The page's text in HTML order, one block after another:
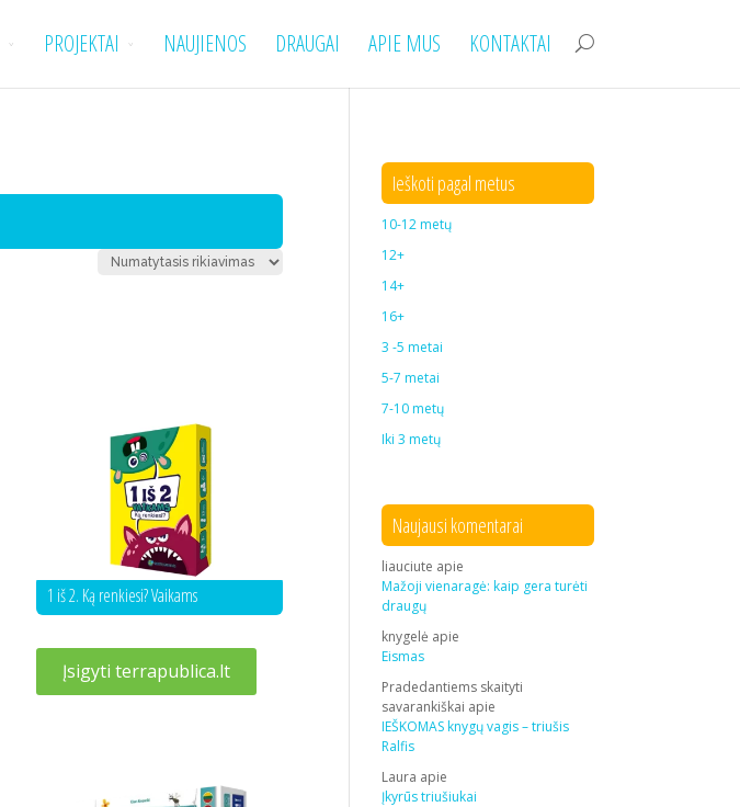
PROJEKTAI NAUJIENOS DRAUGAI APIE MUS KONTAKTAI
1 iš 2. Ką renkiesi? Vaikams
Įsigyti terrapublica.lt
Ieškoti pagal metus
10-12 metų
12+
14+
16+
3 -5 metai
5-7 metai
7-10 metų
Iki 3 metų
Naujausi komentarai
liauciute apie
Mažoji vienaragė: kaip gera turėti
draugų
knygelė apie
Eismas
Pradedantiems skaityti
savarankiškai apie
IEŠKOMAS knygų vagis – triušis
Ralfis
Laura apie
Įkyrūs triušiukai